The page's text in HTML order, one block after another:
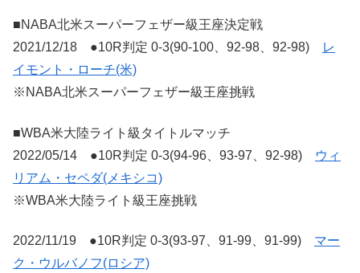
■NABA北米スーパーフェザー級王座決定戦
2021/12/18 ●10R判定 0-3(90-100、92-98、92-98)
レ
イモント・ローチ(米)
※NABA北米スーパーフェザー級王座挑戦
■WBA米大陸ライト級タイトルマッチ
2022/05/14 ●10R判定 0-3(94-96、93-97、92-98)
ウィ
リアム・セペダ(メキシコ)
※WBA米大陸ライト級王座挑戦
2022/11/19 ●10R判定 0-3(93-97、91-99、91-99) マー
ク・ウルバノフ(ロシア)